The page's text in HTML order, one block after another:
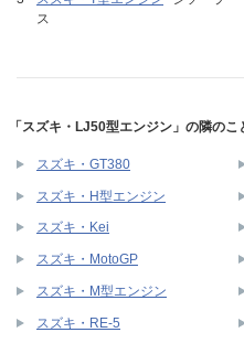
ス
「スズキ・LJ50型エンジン」の隣のこ
スズキ・GT380
スズキ・H型エンジン
スズキ・Kei
スズキ・MotoGP
スズキ・M型エンジン
スズキ・RE-5